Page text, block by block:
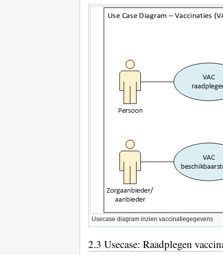
Usecase diagram inzien vaccinatiegegevens
2.3 Usecase: Raadplegen